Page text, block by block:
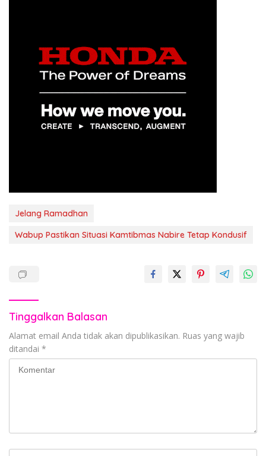
Jelang Ramadhan
Wabup Pastikan Situasi Kamtibmas Nabire Tetap Kondusif
Tinggalkan Balasan
Alamat email Anda tidak akan dipublikasikan. Ruas yang wajib
ditandai *